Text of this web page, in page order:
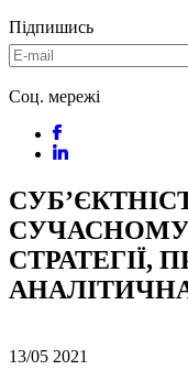
Підпишись
Соц. мережі
СУЧАСНОМУ
СТРАТЕГІЇ,
13/05 2021